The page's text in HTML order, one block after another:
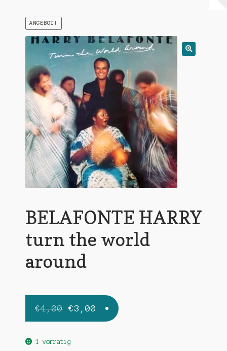
Warenkorb
Mein Konto
ANGEBOT!
BELAFONTE HARRY
turn the world
around
€4,00 Ursprünglicher
Preis
war:
€3,00 Aktueller
Preis
1 vorrätig